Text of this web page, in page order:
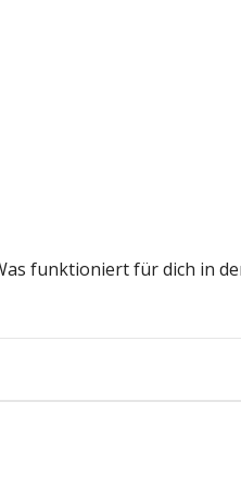
funktioniert für dich in